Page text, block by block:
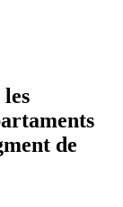
de